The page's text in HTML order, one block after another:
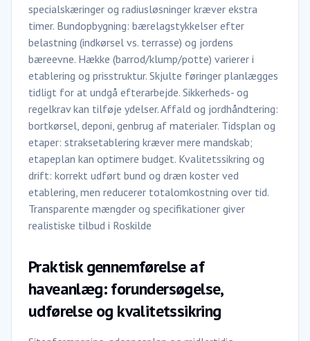
specialskæringer og radiusløsninger kræver ekstra
timer. Bundopbygning: bærelagstykkelser efter
belastning (indkørsel vs. terrasse) og jordens
bæreevne. Hække (barrod/klump/potte) varierer i
etablering og prisstruktur. Skjulte føringer planlægges
tidligt for at undgå efterarbejde. Sikkerheds- og
regelkrav kan tilføje ydelser. Affald og jordhåndtering:
bortkørsel, deponi, genbrug af materialer. Tidsplan og
etaper: straksetablering kræver mere mandskab;
etapeplan kan optimere budget. Kvalitetssikring og
drift: korrekt udført bund og dræn koster ved
etablering, men reducerer totalomkostning over tid.
Transparente mængder og specifikationer giver
realistiske tilbud i Roskilde
Praktisk gennemførelse af
haveanlæg: forundersøgelse,
udførelse og kvalitetssikring